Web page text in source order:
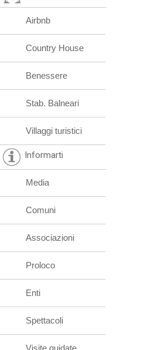
Airbnb
Country House
Benessere
Stab. Balneari
Villaggi turistici
Informarti
Media
Comuni
Associazioni
Proloco
Enti
Spettacoli
Visite guidate